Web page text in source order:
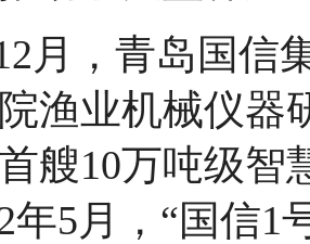
月，青岛国信
渔业机械仪器
艘10万吨级智
年5月，“国信